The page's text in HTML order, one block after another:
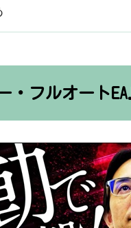
・フルオート